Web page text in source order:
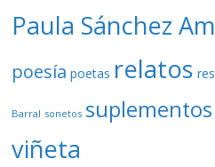
Paula Sánchez
poesía poetas relatos
Barral sonetos
viñeta